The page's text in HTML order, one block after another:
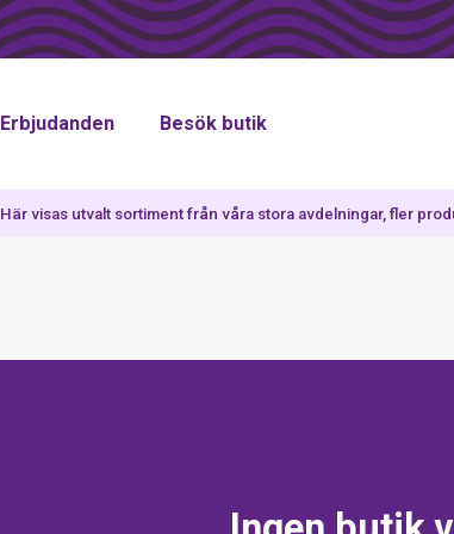
Erbjudanden Besök butik
Här visas utvalt sortiment från våra stora avdelningar, fler